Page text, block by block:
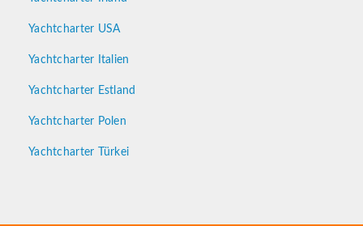
Yachtcharter USA
Yachtcharter Italien
Yachtcharter Estland
Yachtcharter Polen
Yachtcharter Türkei